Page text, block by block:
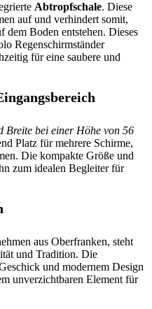
Abtropfschale. Diese
auf und verhindert somit,
dem Boden entstehen. Dieses
Regenschirmständer
für eine saubere und
Breite bei einer Höhe von 56
Platz für mehrere Schirme,
Die kompakte Größe und
zum idealen Begleiter für
aus Oberfranken, steht
und Tradition. Die
und modernem Design
unverzichtbaren Element für